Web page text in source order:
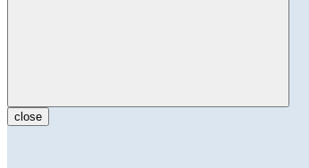
close